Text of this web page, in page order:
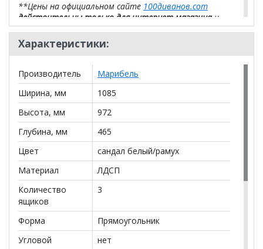
**Цены на официальном сайте 100диванов.com
действительны только для интернет-магазинаи
могут отличаться от цен в розничных магазинах-
салонах сети!
Характеристики:
Производитель
Марибель
Ширина, мм
1085
Высота, мм
972
Глубина, мм
465
Цвет
сандал белый/рамух
Материал
ЛДСП
Количество
ящиков
3
Форма
Прямоугольник
Угловой
нет